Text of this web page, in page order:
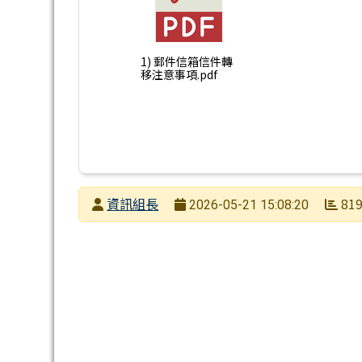
1) 郵件信箱信件轉
移注意事項.pdf
發布者資訊組長
2026-05-21 15:08:20